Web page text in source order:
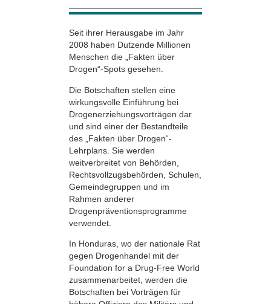
Seit ihrer Herausgabe im Jahr
2008 haben Dutzende Millionen
Menschen die „Fakten über
Drogen“-Spots gesehen.
Die Botschaften stellen eine
wirkungsvolle Einführung bei
Drogenerziehungsvorträgen dar
und sind einer der Bestandteile
des „Fakten über Drogen“-
Lehrplans. Sie werden
weitverbreitet von Behörden,
Rechtsvollzugsbehörden, Schulen,
Gemeindegruppen und im
Rahmen anderer
Drogenpräventionsprogramme
verwendet.
In Honduras, wo der nationale Rat
gegen Drogenhandel mit der
Foundation for a Drug-Free World
zusammenarbeitet, werden die
Botschaften bei Vorträgen für